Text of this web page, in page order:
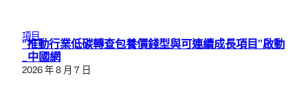
項目
“推動行業低碳轉查包養價錢型與可連續成長項目”啟動
_中國網
2026 年 8 月 7 日